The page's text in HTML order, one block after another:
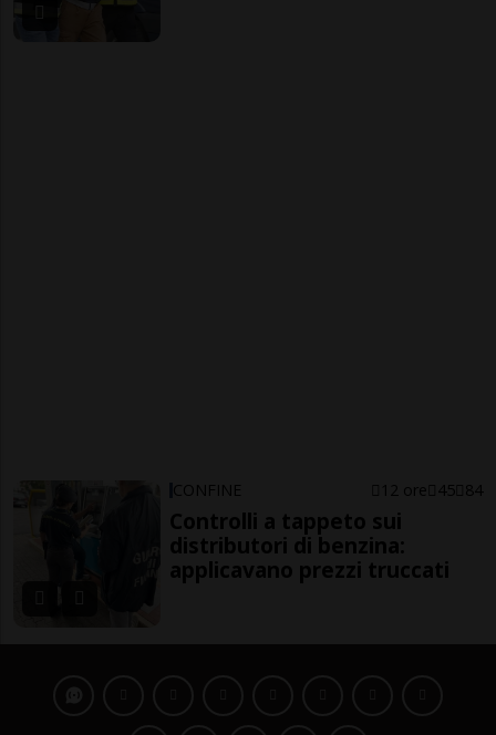
CONFINE 12 ore 45 84
Controlli a tappeto sui
distributori di benzina:
applicavano prezzi truccati